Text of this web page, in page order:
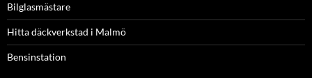
Bilglasmästare
Hitta däckverkstad i Malmö
Bensinstation